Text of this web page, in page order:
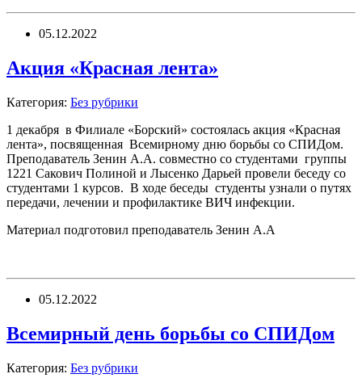
05.12.2022
Акция «Красная лента»
Категория: Без рубрики
1 декабря в Филиале «Борский» состоялась акция «Красная
лента», посвященная Всемирному дню борьбы со СПИДом.
Преподаватель Зенин А.А. совместно со студентами группы
1221 Сакович Полиной и Лысенко Дарьей провели беседу со
студентами 1 курсов. В ходе беседы студенты узнали о путях
передачи, лечении и профилактике ВИЧ инфекции.
Материал подготовил преподаватель Зенин А.А
05.12.2022
Всемирный день борьбы со СПИДом
Категория: Без рубрики